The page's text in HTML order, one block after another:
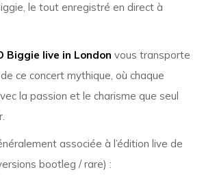
le tout enregistré en direct à
Biggie live in London vous transporte
ce concert mythique, où chaque
la passion et le charisme que seul
associée à l’édition live de
bootleg / rare) :